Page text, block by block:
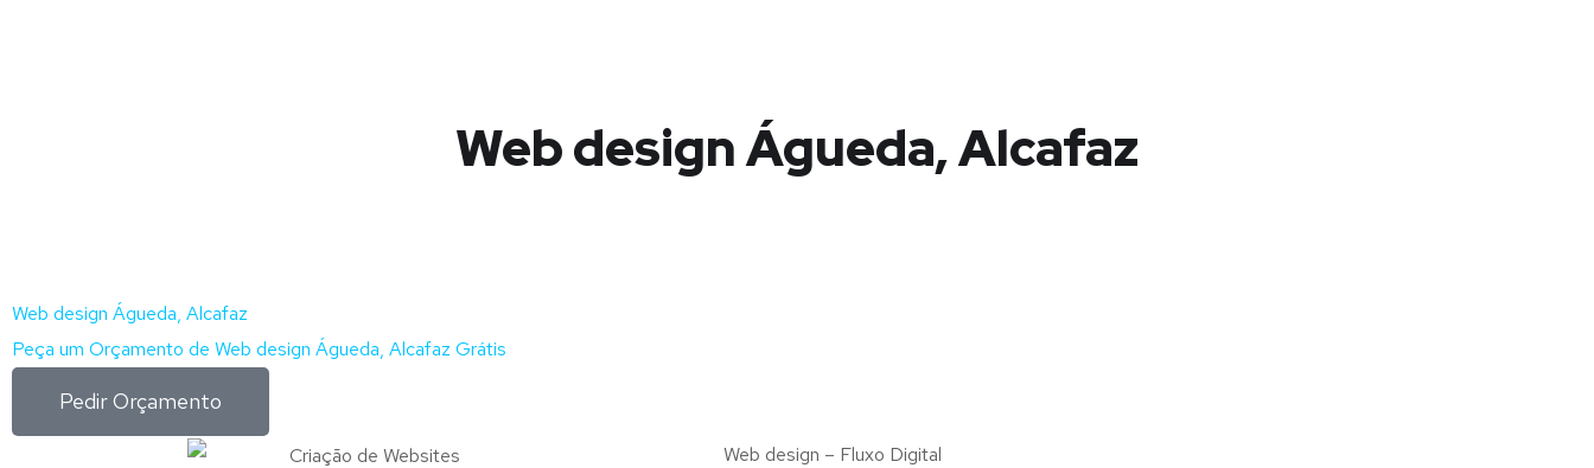
Web design Águeda, Alcafaz
Web design Águeda, Alcafaz
Peça um Orçamento de Web design Águeda, Alcafaz Grátis
Pedir Orçamento
Web design – Fluxo Digital